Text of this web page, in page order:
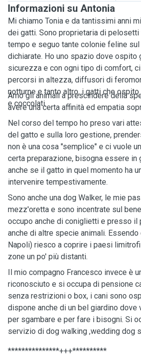
Informazioni su Antonia
Mi chiamo Tonia e da tantissimi anni
dei gatti. Sono proprietaria di
tempo e seguo tante colonie feline
dichiarate. Ho uno spazio dove ospito
sicurezza e con ogni tipo di comfort,
percorsi in altezza, diffusori di
notturne e tanto altro, i gatti che
e coccolati.
Amo gli animali a prescindere della
avere una certa affinità ed empatia
Nel corso del tempo ho preso vari
del gatto e sulla loro gestione,
non è una cosa "semplice" e ci vuole
certa preparazione, bisogna essere in
anche se il gatto in quel momento ha
intervenire tempestivamente.
Sono anche una dog Walker, le mie
mezz'oretta e sono incentrate sul
occupo anche di coniglietti e presso il
anche di altre specie animali.
Napoli) riesco a coprire i paesi
zone un po' più distanti.
Il mio compagno Francesco invece è
riconosciuto e si occupa di pensione
senza restrizioni o box, i cani sono
dispone anche di un bel giardino dove
per sgambare e per fare i bisogni. Si
servizio di dog walking ,wedding dog
***************+++**********